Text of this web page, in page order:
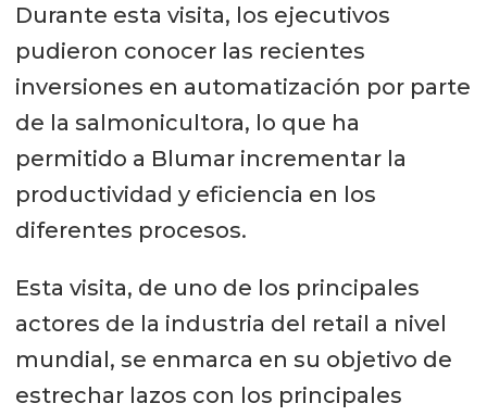
Durante esta visita, los ejecutivos
pudieron conocer las recientes
inversiones en automatización por parte
de la salmonicultora, lo que ha
permitido a Blumar incrementar la
productividad y eficiencia en los
diferentes procesos.
Esta visita, de uno de los principales
actores de la industria del retail a nivel
mundial, se enmarca en su objetivo de
estrechar lazos con los principales